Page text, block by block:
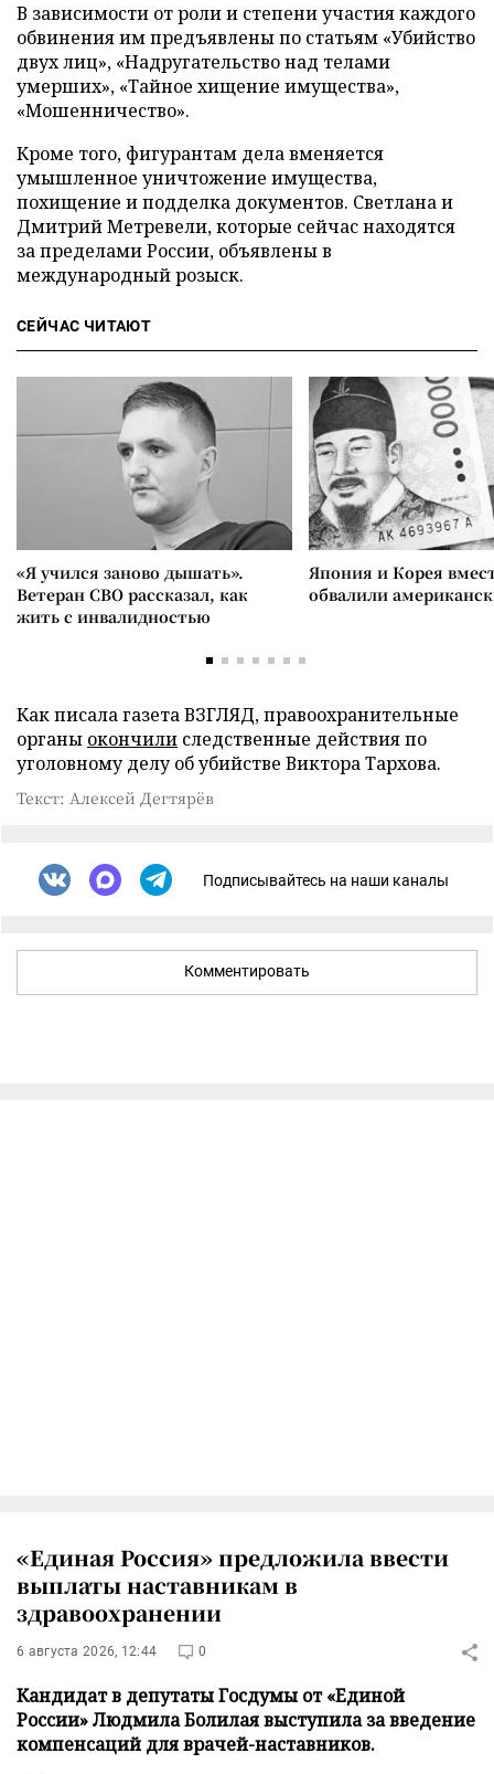
В зависимости от роли и степени участия каждого
обвинения им предъявлены по статьям «Убийство
двух лиц», «Надругательство над телами
умерших», «Тайное хищение имущества»,
«Мошенничество».
Кроме того, фигурантам дела вменяется
умышленное уничтожение имущества,
похищение и подделка документов. Светлана и
Дмитрий Метревели, которые сейчас находятся
за пределами России, объявлены в
международный розыск.
СЕЙЧАС ЧИТАЮТ
«Я учился заново дышать».
Ветеран СВО рассказал, как
жить с инвалидностью
Япония и Корея
обвалили
Как писала газета ВЗГЛЯД, правоохранительные
органы окончили следственные действия по
уголовному делу об убийстве Виктора Тархова.
Текст: Алексей Дегтярёв
Подписывайтесь на наши каналы
Комментировать
«Единая Россия» предложила ввести
выплаты наставникам в
здравоохранении
6 августа 2026, 12:44 0
Кандидат в депутаты Госдумы от «Единой
России» Людмила Болилая выступила за введение
компенсаций для врачей-наставников.